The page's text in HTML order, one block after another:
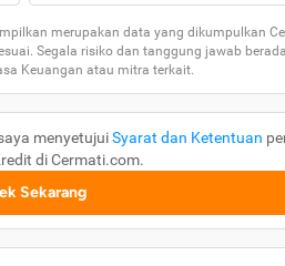
merupakan data yang dikumpulkan
Segala risiko dan tanggung jawab
Keuangan atau mitra terkait.
menyetujuiSyarat dan Ketentuan
di Cermati.com.
Sekarang